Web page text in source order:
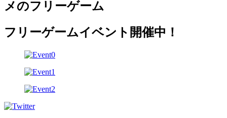
メのフリーゲーム
フリーゲームイベント開催中！